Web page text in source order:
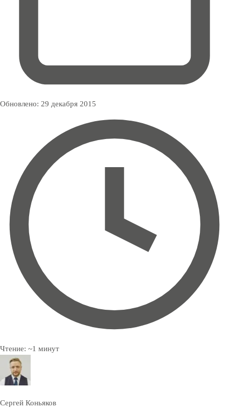
Обновлено: 29 декабря 2015
Чтение: ~1 минут
Сергей Коньяков